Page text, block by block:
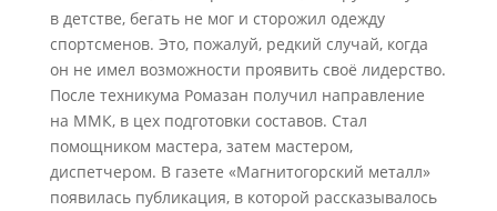
в детстве, бегать не мог и сторожил одежду
спортсменов. Это, пожалуй, редкий случай, когда
он не имел возможности проявить своё лидерство.
После техникума Ромазан получил направление
на ММК, в цех подготовки составов. Стал
помощником мастера, затем мастером,
диспетчером. В газете «Магнитогорский металл»
появилась публикация, в которой рассказывалось